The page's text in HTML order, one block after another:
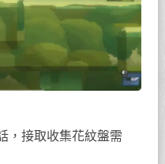
，接取收集花紋盤需